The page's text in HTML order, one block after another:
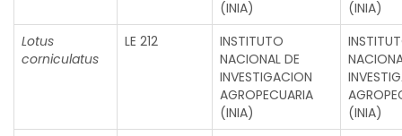
(INIA)
(INIA)
Lotus
corniculatus
LE 212
INSTITUTO
NACIONAL DE
INVESTIGACION
AGROPECUARIA
(INIA)
(INIA)